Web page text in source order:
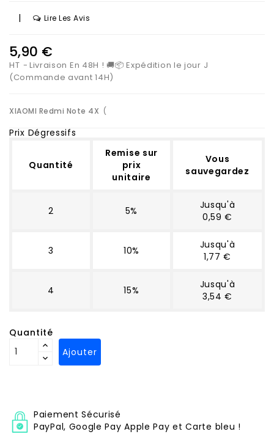
| Lire Les Avis
5,90 €
HT
Livraison En 48H ! 🚚📦 Expédition le jour J
(Commande avant 14H)
XIAOMI Redmi Note 4X (
Prix Dégressifs
Quantité
Remise sur
prix
unitaire
Vous
sauvegardez
2 5%
Jusqu'à
0,59 €
3 10%
Jusqu'à
1,77 €
4 15%
Jusqu'à
3,54 €
Quantité
Ajouter
Paiement Sécurisé
PayPal, Google Pay Apple Pay et Carte bleu !